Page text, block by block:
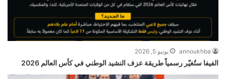
annoukhba يونيو 5, 2026
الفيفا ستُغيّر رسمياً طريقة عزف النشيد الوطني في كأس العالم 2026